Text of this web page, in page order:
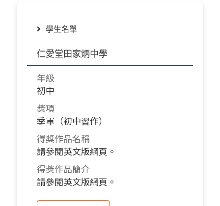
學生名單
仁愛堂田家炳中學
年級
初中
獎項
季軍（初中習作）
得獎作品名稱
請參閱英文版網頁。
得獎作品簡介
請參閱英文版網頁。